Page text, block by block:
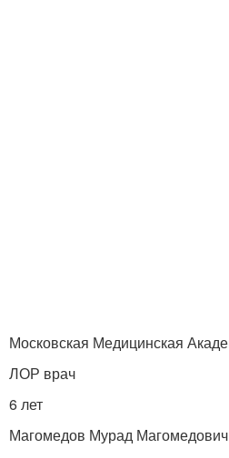
Московская Медицинская
ЛОР врач
6 лет
Магомедов Мурад Магомедович